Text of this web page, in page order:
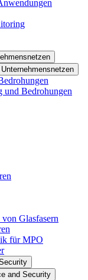
und Bedrohungen
Glasfasern
für MPO
and Security